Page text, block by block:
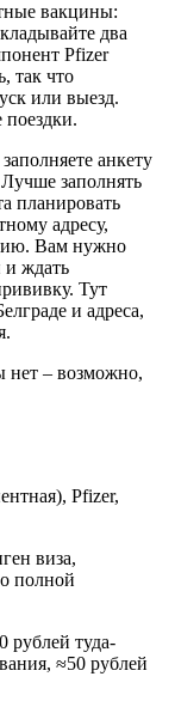
вакцины:
два
Pfizer
так что
или выезд.
анкету
заполнять
планировать
адресу,
Вам нужно
и ждать
Тут
и адреса,
нет – возможно,
Pfizer,
виза,
полной
рублей туда-
≈50 рублей